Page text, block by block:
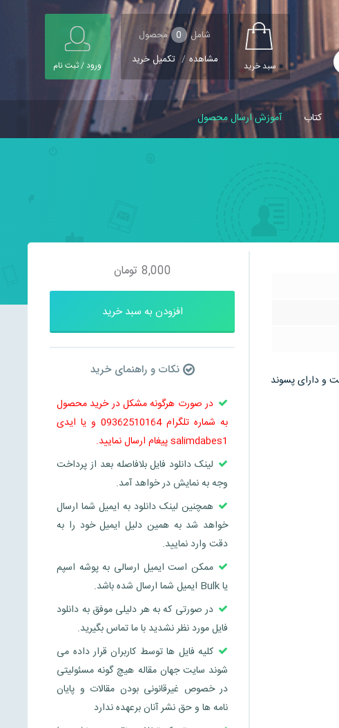
سبد خرید
شامل 0 محصول
مشاهده / تکمیل خرید ورود / ثبت نام
کتاب آموزش ارسال محصول
باشد و در8 صفحه تنظیم شده است و دارای پسوند
8,000 تومان
افزودن به سبد خرید
نکات و راهنمای خرید
در صورت هرگونه مشکل در خرید محصول
به شماره تلگرام 09362510164 و یا ایدی
salimdabes1 پیغام ارسال نمایید.
لینک دانلود فایل بلافاصله بعد از پرداخت
وجه به نمایش در خواهد آمد.
همچنین لینک دانلود به ایمیل شما ارسال
خواهد شد به همین دلیل ایمیل خود را به
دقت وارد نمایید.
ممکن است ایمیل ارسالی به پوشه اسپم
یا Bulk ایمیل شما ارسال شده باشد.
در صورتی که به هر دلیلی موفق به دانلود
فایل مورد نظر نشدید با ما تماس بگیرید.
کلیه فایل ها توسط کاربران قرار داده می
شوند سایت جهان مقاله هیچ گونه مسئولیتی
در خصوص غیرقانونی بودن مقالات و پایان
نامه ها و حق نشر آنان برعهده ندارد